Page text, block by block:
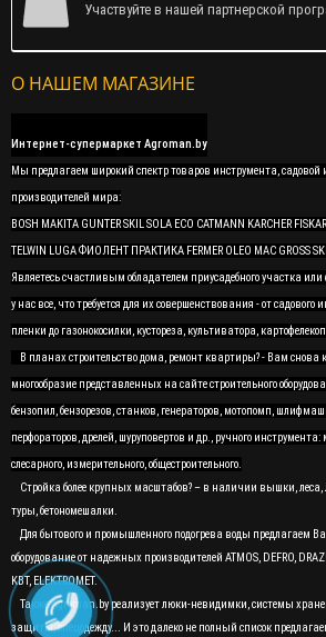
Участвуйте в нашей партнерской
О НАШЕМ МАГАЗИНЕ
Интернет-супермаркет Agroman.by
Мы предлагаем широкий спектр товаров инструмента, садовой
производителей мира:
BOSH MAKITA GUNTER SKIL SOLA ECO CATMANN KARCHER
TELWIN LUGA ФИОЛЕНТ ПРАКТИКА FERMER OLEO MAC GROSS
Являетесь счастливым обладателем приусадебного участка или
у нас все, что требуется для их совершенствования - от
пленки до газонокосилки, кустореза, культиватора,
В планах строительство дома, ремонт квартиры? - Вам
многообразие представленных на сайте строительного
бензопил, бензорезов, станков, генераторов, мотопомп,
перфораторов, дрелей, шуруповертов и др., ручного инструмента:
слесарного, измерительного, общестроительного.
Стройка более крупных масштабов? – в наличии вышки, леса,
туры, бетономешалки.
Для бытового и промышленного подогрева воды предлагаем
оборудование от надежных производителей ATMOS, DEFRO,
KBT, ELEKTROMET.
Также Agroman.by реализует люки-невидимки, системы
защиты, спецодежду... И это далеко не полный список